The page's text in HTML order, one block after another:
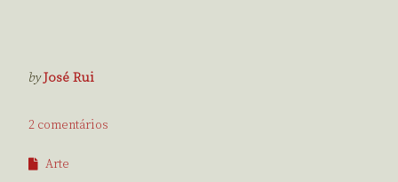
byJosé Rui
2 comentários
Arte